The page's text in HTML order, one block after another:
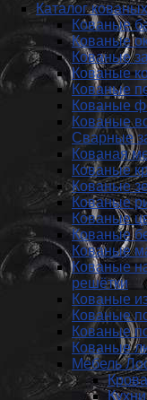
Каталог
Кованые
Кованые
Кованые
Кованые
Кованые
Кованые
Кованые
Сварные
Кованая
Кованые
Кованые
Кованые
Кованые
Кованые
Кованые
Кованые
решётки
Кованые
Кованые
Кованые
Кованые
Мебель